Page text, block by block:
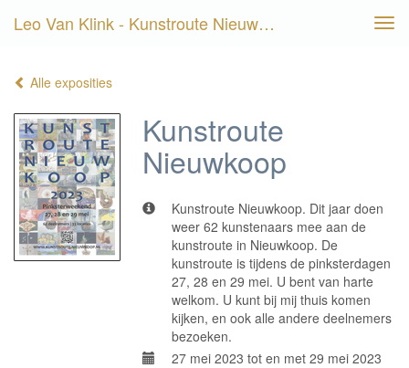
Leo Van Klink - Kunstroute Nieuwkoop
Alle exposities
Kunstroute
Nieuwkoop
Kunstroute Nieuwkoop. Dit jaar doen
weer 62 kunstenaars mee aan de
kunstroute in Nieuwkoop. De
kunstroute is tijdens de pinksterdagen
27, 28 en 29 mei. U bent van harte
welkom. U kunt bij mij thuis komen
kijken, en ook alle andere deelnemers
bezoeken.
27 mei 2023 tot en met 29 mei 2023